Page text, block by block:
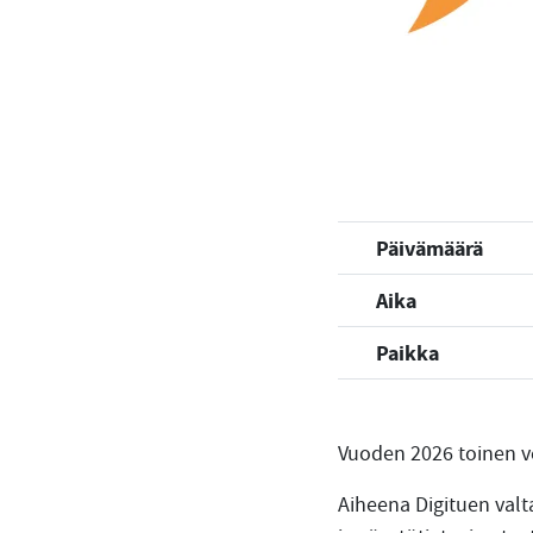
Päivämäärä
Aika
Paikka
Vuoden 2026 toinen
Aiheena Digituen